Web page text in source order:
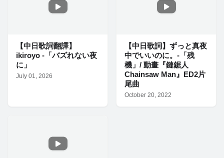
【中日歌詞翻譯】
ikiroyo -「バズれない夜
に」
July 01, 2026
【中日歌詞】ずっと真夜
中でいいのに。-「残
機」/ 動畫『鏈鋸人
Chainsaw Man』ED2片
尾曲
October 20, 2022